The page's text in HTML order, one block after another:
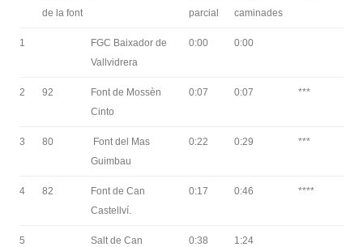
de la font
parcial
caminades
1
FGC Baixador de
Vallvidrera
0:00 0:00
2 92
Font de Mossèn
Cinto
0:07 0:07 ***
3 80
Font del Mas
Guimbau
0:22 0:29 ***
4 82
Font de Can
Castellví.
0:17 0:46 ****
5
Salt de Can
0:38 1:24